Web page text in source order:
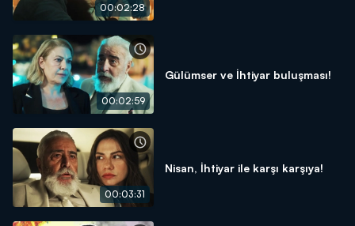
00:02:28
00:02:59
Gülümser ve İhtiyar buluşması!
00:03:31
Nisan, İhtiyar ile karşı karşıya!